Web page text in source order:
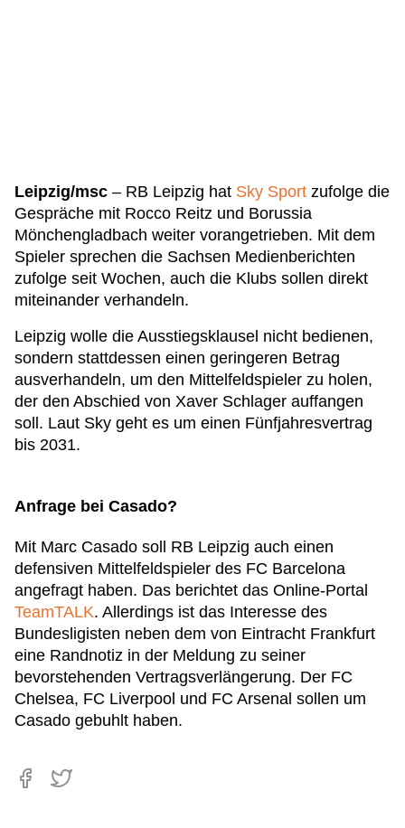
Leipzig/msc – RB Leipzig hat Sky Sport zufolge die
Gespräche mit Rocco Reitz und Borussia
Mönchengladbach weiter vorangetrieben. Mit dem
Spieler sprechen die Sachsen Medienberichten
zufolge seit Wochen, auch die Klubs sollen direkt
miteinander verhandeln.
Leipzig wolle die Ausstiegsklausel nicht bedienen,
sondern stattdessen einen geringeren Betrag
ausverhandeln, um den Mittelfeldspieler zu holen,
der den Abschied von Xaver Schlager auffangen
soll. Laut Sky geht es um einen Fünfjahresvertrag
bis 2031.
Anfrage bei Casado?
Mit Marc Casado soll RB Leipzig auch einen
defensiven Mittelfeldspieler des FC Barcelona
angefragt haben. Das berichtet das Online-Portal
TeamTALK. Allerdings ist das Interesse des
Bundesligisten neben dem von Eintracht Frankfurt
eine Randnotiz in der Meldung zu seiner
bevorstehenden Vertragsverlängerung. Der FC
Chelsea, FC Liverpool und FC Arsenal sollen um
Casado gebuhlt haben.